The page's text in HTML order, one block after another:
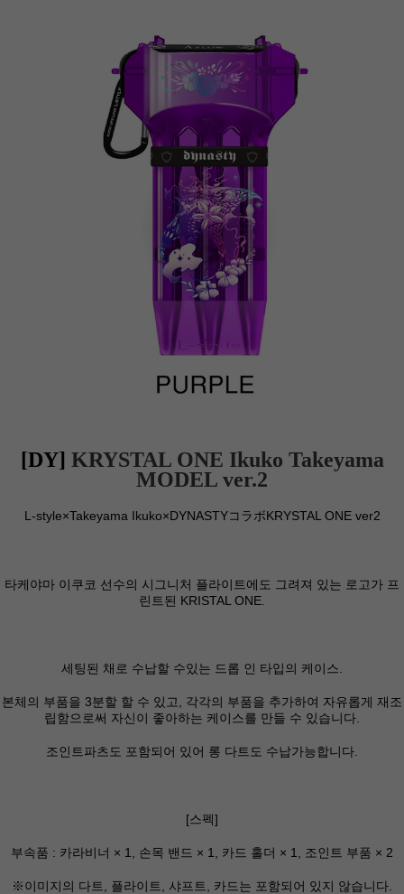
[DY] KRYSTAL ONE Ikuko Takeyama
MODEL ver.2
L-style×Takeyama Ikuko×DYNASTYコラボKRYSTAL ONE ver2
타케야마 이쿠코 선수의 시그니처 플라이트에도 그려져 있는 로고가 프
린트된 KRISTAL ONE.
세팅된 채로 수납할 수있는 드롭 인 타입의 케이스.
본체의 부품을 3분할 할 수 있고, 각각의 부품을 추가하여 자유롭게 재조
립함으로써 자신이 좋아하는 케이스를 만들 수 있습니다.
조인트파츠도 포함되어 있어 롱 다트도 수납가능합니다.
[스펙]
부속품 : 카라비너 × 1, 손목 밴드 × 1, 카드 홀더 × 1, 조인트 부품 × 2
※이미지의 다트, 플라이트, 샤프트, 카드는 포함되어 있지 않습니다.